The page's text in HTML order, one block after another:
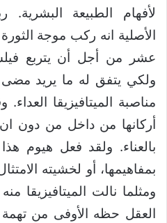
لأفهام الطبيعة
الأصلية انه ركب موجة
عشر من أجل أن يتربع
ولكي يتفق له ما يريد
مناصبة الميتافيزيقا
أركانها من داخل من دون
بالعناء. ولقد فعل هيوم
بمفاهيمها، أو لخشيته
ومثلما نالت الميتافيزيقا
العقل حظه الأوفى من تهمة